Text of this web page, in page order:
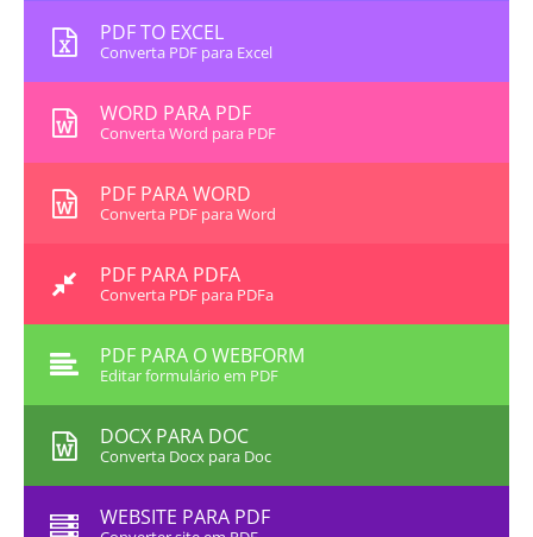
PDF TO EXCEL
Converta PDF para Excel
WORD PARA PDF
Converta Word para PDF
PDF PARA WORD
Converta PDF para Word
PDF PARA PDFA
Converta PDF para PDFa
PDF PARA O WEBFORM
Editar formulário em PDF
DOCX PARA DOC
Converta Docx para Doc
WEBSITE PARA PDF